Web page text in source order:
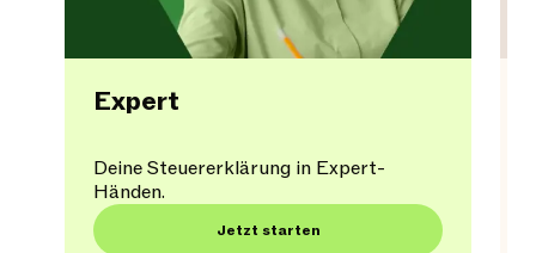
Expert
Deine Steuererklärung in Expert-
Händen.
Jetzt starten